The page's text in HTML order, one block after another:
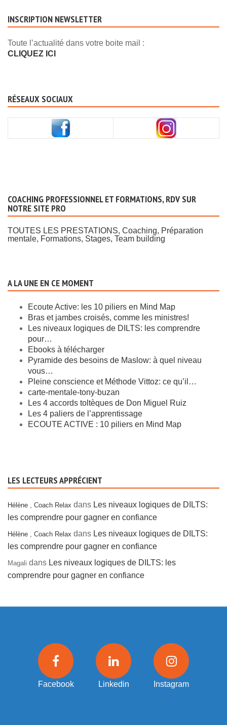
INSCRIPTION NEWSLETTER
Toute l’actualité dans votre boite mail :
CLIQUEZ ICI
RÉSEAUX SOCIAUX
COACHING PROFESSIONNEL ET FORMATIONS, RDV SUR
NOTRE SITE PRO
TOUTES LES PRESTATIONS, Coaching, Préparation
mentale, Formations, Stages, Team building
A LA UNE EN CE MOMENT
Ecoute Active: les 10 piliers en Mind Map
Bras et jambes croisés, comme les ministres!
Les niveaux logiques de DILTS: les comprendre
pour…
Ebooks à télécharger
Pyramide des besoins de Maslow: à quel niveau
vous…
Pleine conscience et Méthode Vittoz: ce qu’il…
carte-mentale-tony-buzan
Les 4 accords toltèques de Don Miguel Ruiz
Les 4 paliers de l’apprentissage
ECOUTE ACTIVE : 10 piliers en Mind Map
LES LECTEURS APPRÉCIENT
Hélène , Coach Relax dans Les niveaux logiques de DILTS:
les comprendre pour gagner en confiance
Hélène , Coach Relax dans Les niveaux logiques de DILTS:
les comprendre pour gagner en confiance
Magali dans Les niveaux logiques de DILTS: les
comprendre pour gagner en confiance
Facebook Linkedin Instagram